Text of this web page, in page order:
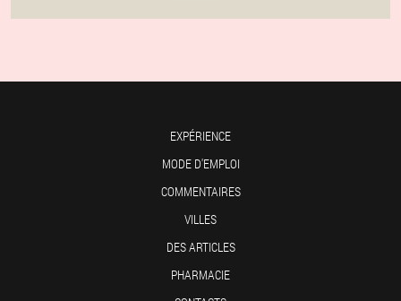
EXPÉRIENCE
MODE D'EMPLOI
COMMENTAIRES
VILLES
DES ARTICLES
PHARMACIE